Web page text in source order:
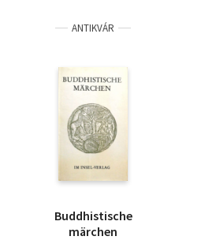
ANTIKVÁR
Buddhistische
märchen